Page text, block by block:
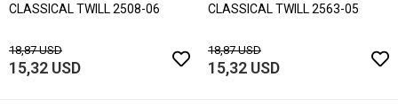
CLASSICAL TWILL 2508-06
18,87 USD
15,32 USD
CLASSICAL TWILL 2563-05
18,87 USD
15,32 USD